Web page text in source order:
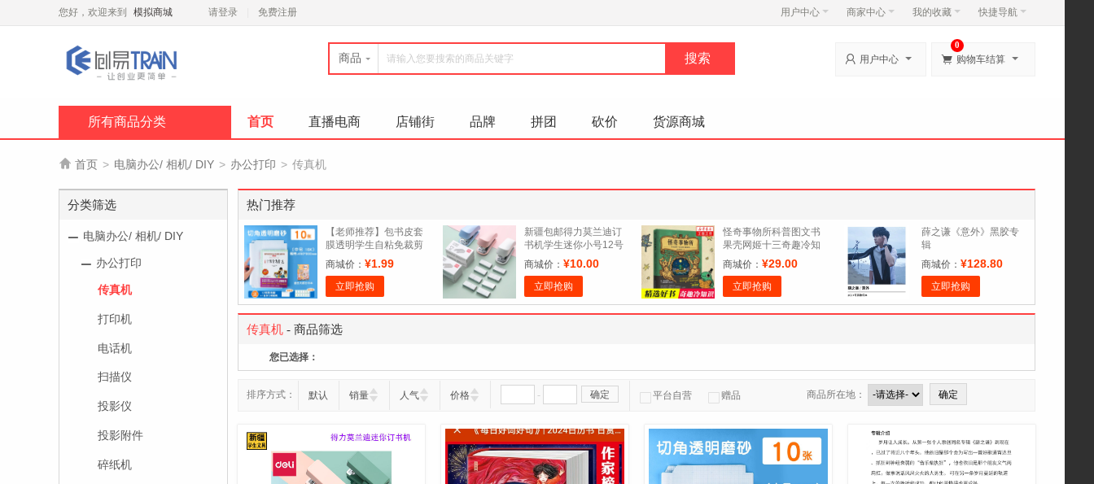
您好，欢迎来到 模拟商城 请登录 免费注册 用户中心 商家中心 我的收藏 快捷导航
商品  用户中心  购物车结算
0
所有商品分类 首页 直播电商 店铺街 品牌 拼团 砍价 货源商城
 首页 > 电脑办公/ 相机/ DIY > 办公打印 > 传真机
分类筛选
电脑办公/ 相机/ DIY
办公打印
传真机
打印机
电话机
扫描仪
投影仪
投影附件
碎纸机
热门推荐
【老师推荐】包书皮套
膜透明学生自粘免裁剪
磨砂防水纸16kA4
商城价： ¥1.99
立即抢购
新疆包邮得力莫兰迪订
书机学生迷你小号12号
订书机便携订书钉
商城价： ¥10.00
立即抢购
怪奇事物所科普图文书
果壳网姬十三奇趣冷知
识搞笑漫画事务科普读
物
商城价： ¥29.00
立即抢购
薛之谦《意外》黑胶专
辑
商城价： ¥128.80
立即抢购
传真机 - 商品筛选
您已选择：
排序方式： 默认 销量 人气 价格 - 确定 平台自营 赠品 商品所在地：